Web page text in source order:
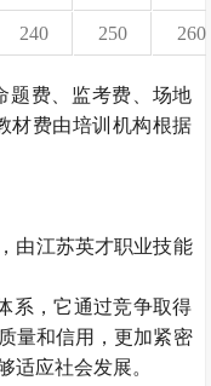
240 250 260
题费、监考费、场地
材费由培训机构根据
由江苏英才职业技能
系，它通过竞争取得
量和信用，更加紧密
适应社会发展。